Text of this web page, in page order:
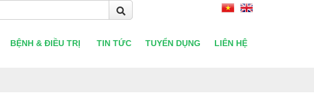
BỆNH & ĐIỀU TRỊ TIN TỨC TUYỂN DỤNG LIÊN HỆ